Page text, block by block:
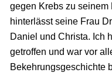
gegen Krebs zu seinem
hinterlässt seine Frau
Daniel und Christa. Ich
getroffen und war vor
Bekehrungsgeschichte